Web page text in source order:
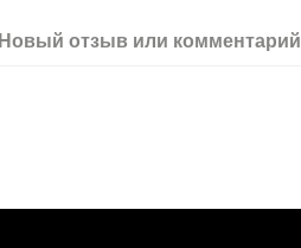
Новый отзыв или комментарий